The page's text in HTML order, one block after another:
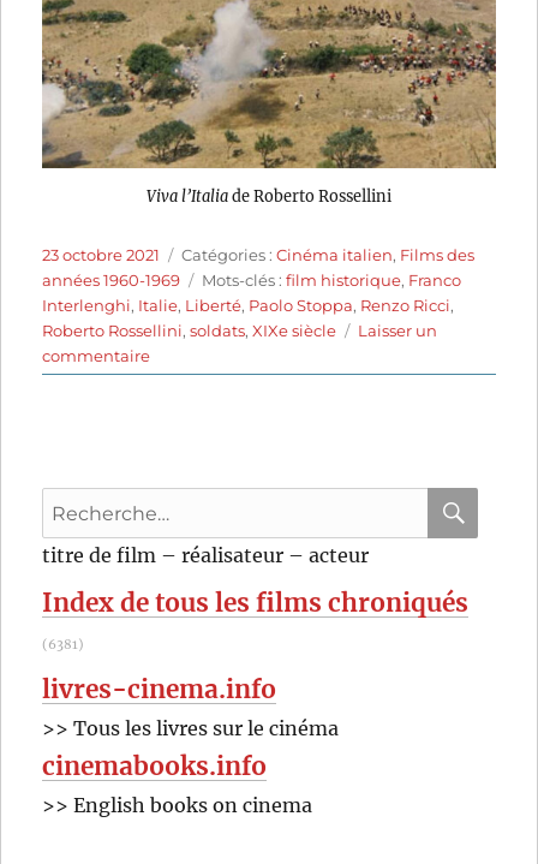
Viva l’Italiade Roberto Rossellini
Publié
le
23 octobre 2021 Catégories
Catégories :Cinéma italien, Films des
années 1960-1969
Étiquettes
Mots-clés :film historique, Franco
Interlenghi, Italie, Liberté, Paolo Stoppa, Renzo Ricci,
Roberto Rossellini,soldats,XIXe siècle
Laisser un
commentairesur
Viva
Rossellini
Recherche
pour
:
titre de film – réalisateur – acteur
Index de tous les films chroniqués
(6381)
livres-cinema.info
>> Tous les livres sur le cinéma
cinemabooks.info
>> English books on cinema